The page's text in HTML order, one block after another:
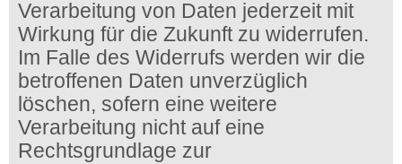
Verarbeitung von Daten jederzeit mit
Wirkung für die Zukunft zu widerrufen.
Im Falle des Widerrufs werden wir die
betroffenen Daten unverzüglich
löschen, sofern eine weitere
Verarbeitung nicht auf eine
Rechtsgrundlage zur